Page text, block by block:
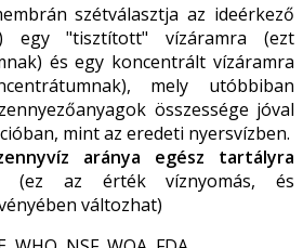
szétválasztja az ideérkező
egy "tisztított" vízáramra (ezt
és egy koncentrált vízáramra
mely utóbbiban
összessége jóval
mint az eredeti nyersvízben.
aránya egész tartályra
(ez az érték víznyomás, és
változhat)